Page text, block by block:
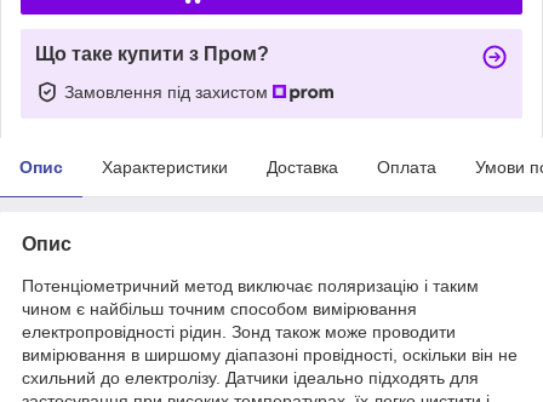
Що таке купити з Пром?
Замовлення під захистом
Опис Характеристики Доставка Оплата Умови
Опис
Потенціометричний метод виключає поляризацію і таким
чином є найбільш точним способом вимірювання
електропровідності рідин. Зонд також може проводити
вимірювання в ширшому діапазоні провідності, оскільки він не
схильний до електролізу. Датчики ідеально підходять для